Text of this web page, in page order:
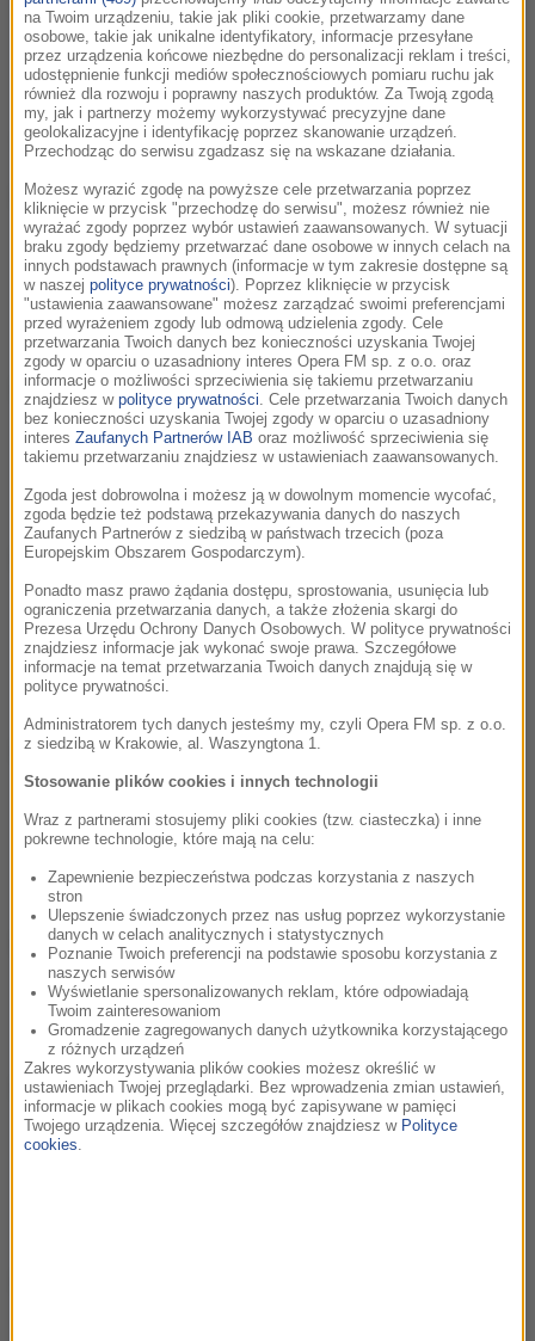
Odtwórz Wycisz
Udostępnij
Wszystkie odcinki podcastu:
James Newton Howard - kameleon świata
muzyki filmowej
21:09
Od ponad czterech dekad jego muzyka towarzyszy
najważniejszym amerykańskim produkcjom - James
Newton Howard to bowiem kompozytor, który potrafi
znakomicie odnaleźć się w każdym możliwym...
Joe Hisaishi – między ciszą a dźwiękiem 27:23
Jego muzykę najlepiej znają entuzjaści japońskiego kina
anime. To kompozytor z niezwykłą zdolnością do tworzenia
melodii, które są proste, ale głęboko poruszające. W jego
dziełach...
Alan Silvestri: od wielkiej przygody do
pudełka czekoladek…
Od ponad pięciu dekad tworzy muzykę, która stała się
nieodłączną częścią największych filmowych opowieści - od
przygodowych hitów po wzruszające dramaty. Razem z
reżyserem,...
Michael Giacchino - superbohater filmowej
kompozycji
Michael Giacchino to jeden z najbardziej rozpoznawalnych
kompozytorów współczesnego Hollywood. Laureat Oscara,
Złotego Globu i kilku nagród Grammy, autor muzyki do
produkcji takich jak...
Alan Menken - Legenda Walta Disneya 28:46
To on udźwiękowił najwspanialsze filmy animowane lat 90-
tych: „Mała Syrenka”, „Piękna i Bestia”, „Aladyn”,
„Pocahontas”, „Dzwonnik z Notre Dame”, „Herkules” i wiele...
Alexandre Desplat - kompozytor, który
opowiada filmy muzyką
42:54
Jest potęgą w świecie kina. Przez 50 lat pracy w przemyśle
na Twoim urządzeniu, takie jak pliki cookie, przetwarzamy dane
osobowe, takie jak unikalne identyfikatory, informacje przesyłane
przez urządzenia końcowe niezbędne do personalizacji reklam i treści,
udostępnienie funkcji mediów społecznościowych pomiaru ruchu jak
również dla rozwoju i poprawny naszych produktów. Za Twoją zgodą
my, jak i partnerzy możemy wykorzystywać precyzyjne dane
geolokalizacyjne i identyfikację poprzez skanowanie urządzeń.
Przechodząc do serwisu zgadzasz się na wskazane działania.
Możesz wyrazić zgodę na powyższe cele przetwarzania poprzez
kliknięcie w przycisk "przechodzę do serwisu", możesz również nie
wyrażać zgody poprzez wybór ustawień zaawansowanych. W sytuacji
braku zgody będziemy przetwarzać dane osobowe w innych celach na
innych podstawach prawnych (informacje w tym zakresie dostępne są
w naszej polityce prywatności). Poprzez kliknięcie w przycisk
"ustawienia zaawansowane" możesz zarządzać swoimi preferencjami
przed wyrażeniem zgody lub odmową udzielenia zgody. Cele
przetwarzania Twoich danych bez konieczności uzyskania Twojej
zgody w oparciu o uzasadniony interes Opera FM sp. z o.o. oraz
informacje o możliwości sprzeciwienia się takiemu przetwarzaniu
znajdziesz w polityce prywatności . Cele przetwarzania Twoich danych
bez konieczności uzyskania Twojej zgody w oparciu o uzasadniony
interes Zaufanych Partnerów IAB oraz możliwość sprzeciwienia się
takiemu przetwarzaniu znajdziesz w ustawieniach zaawansowanych.
Zgoda jest dobrowolna i możesz ją w dowolnym momencie wycofać,
zgoda będzie też podstawą przekazywania danych do naszych
Zaufanych Partnerów z siedzibą w państwach trzecich (poza
Europejskim Obszarem Gospodarczym).
Ponadto masz prawo żądania dostępu, sprostowania, usunięcia lub
ograniczenia przetwarzania danych, a także złożenia skargi do
Prezesa Urzędu Ochrony Danych Osobowych. W polityce prywatności
znajdziesz informacje jak wykonać swoje prawa. Szczegółowe
informacje na temat przetwarzania Twoich danych znajdują się w
polityce prywatności.
Administratorem tych danych jesteśmy my, czyli Opera FM sp. z o.o.
z siedzibą w Krakowie, al. Waszyngtona 1.
Stosowanie plików cookies i innych technologii
Wraz z partnerami stosujemy pliki cookies (tzw. ciasteczka) i inne
pokrewne technologie, które mają na celu:
Zapewnienie bezpieczeństwa podczas korzystania z naszych
stron
Ulepszenie świadczonych przez nas usług poprzez wykorzystanie
danych w celach analitycznych i statystycznych
Poznanie Twoich preferencji na podstawie sposobu korzystania z
naszych serwisów
Wyświetlanie spersonalizowanych reklam, które odpowiadają
Twoim zainteresowaniom
Gromadzenie zagregowanych danych użytkownika korzystającego
z różnych urządzeń
Zakres wykorzystywania plików cookies możesz określić w
ustawieniach Twojej przeglądarki. Bez wprowadzenia zmian ustawień,
informacje w plikach cookies mogą być zapisywane w pamięci
Twojego urządzenia. Więcej szczegółów znajdziesz w Polityce
cookies